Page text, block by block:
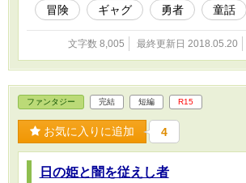
冒険
ギャグ 勇者 童話
文字数 8,005 最終更新日 2018.05.20
ファンタジー 完結 短編 R15
お気に入りに追加 4
日の姫と闇を従えし者